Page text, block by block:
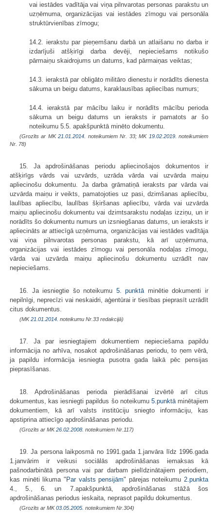
vai iestādes vadītāja vai viņa pilnvarotas personas parakstu un
uzņēmuma, organizācijas vai iestādes zīmogu vai personāla
struktūrvienības zīmogu;
14.2. ierakstu par pieņemšanu darbā un atlaišanu no darba ir
izdarījuši atšķirīgi darba devēji, nepieciešams notikušo
pārmaiņu skaidrojums un datums, kad pārmaiņas veiktas;
14.3. ierakstā par obligāto militāro dienestu ir norādīts dienesta
sākuma un beigu datums, karaklausības apliecības numurs;
14.4. ierakstā par mācību laiku ir norādīts mācību perioda
sākuma un beigu datums un ieraksts ir pamatots ar šo
noteikumu 5.5. apakšpunktā minēto dokumentu.
(Grozīts ar MK21.01.2014. noteikumiem Nr. 33; MK 19.02.2019. noteikumiem
Nr. 78)
15. Ja apdrošināšanas periodu apliecinošajos dokumentos ir
atšķirīgs vārds vai uzvārds, uzrāda vārda vai uzvārda maiņu
apliecinošu dokumentu. Ja darba grāmatiņā ieraksts par vārda vai
uzvārda maiņu ir veikts, pamatojoties uz pasi, dzimšanas apliecību,
laulības apliecību, laulības šķiršanas apliecību, vārda vai uzvārda
maiņu apliecinošu dokumentu vai dzimtsarakstu nodaļas izziņu, un ir
norādīts šo dokumentu numurs un izsniegšanas datums, un ieraksts ir
apliecināts ar attiecīgā uzņēmuma, organizācijas vai iestādes vadītāja
vai viņa pilnvarotas personas parakstu, kā arī uzņēmuma,
organizācijas vai iestādes zīmogu vai personāla nodaļas zīmogu,
vārda vai uzvārda maiņu apliecinošu dokumentu uzrādīt nav
nepieciešams.
16. Ja iesniegtie šo noteikumu 5. punktāminētie dokumenti ir
nepilnīgi, neprecīzi vai neskaidri, aģentūrai ir tiesības pieprasīt uzrādīt
citus dokumentus.
(MK21.01.2014. noteikumu Nr.33 redakcijā)
17. Ja par iesniegtajiem dokumentiem nepieciešama papildu
informācija no arhīva, nosakot apdrošināšanas periodu, to ņem vērā,
ja papildu informācija iesniegta pusotra gada laikā pēc pensijas
pieprasīšanas.
18. Apdrošināšanas perioda pierādīšanai izvērtē arī citus
dokumentus, kas iesniegti papildus šo noteikumu 5.punktāminētajiem
dokumentiem, kā arī valsts institūciju sniegto informāciju, kas
apstiprina attiecīgo apdrošināšanas periodu.
(Grozīts ar MK26.02.2008. noteikumiem Nr.117)
19. Ja persona laikposmā no 1991.gada 1.janvāra līdz 1996.gada
1.janvārim ir veikusi sociālās apdrošināšanas iemaksas kā
pašnodarbinātā persona vai par darbam pielīdzinātajiem periodiem,
kas minēti likuma " Par valsts pensijām" pārejas noteikumu 2.punkta
4., 5., 6. un 7.apakšpunktā, apdrošināšanas stāžā šos
apdrošināšanas periodus ieskaita, neprasot papildu dokumentus.
(Grozīts ar MK03.05.2005. noteikumiem Nr.304)